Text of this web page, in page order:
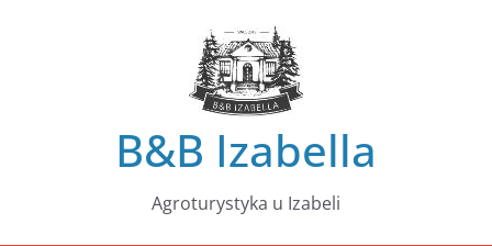
B&B Izabella
Agroturystyka u Izabeli